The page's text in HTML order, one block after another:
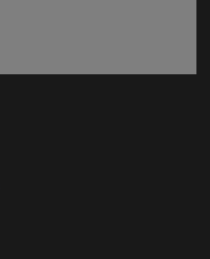
ventana)
(abre en nueva ventana)
en nueva ventana)